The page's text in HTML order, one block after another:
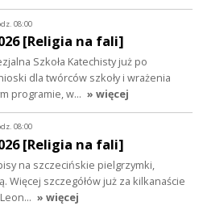
08:00
[Religia na fali]
Szkoła Katechisty już po
dla twórców szkoły i wrażenia
programie, w… » więcej
08:00
[Religia na fali]
na szczecińskie pielgrzymki,
Więcej szczegółów już za kilkanaście
» więcej